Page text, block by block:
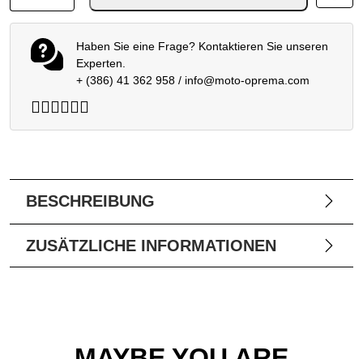
Haben Sie eine Frage? Kontaktieren Sie unseren
Experten.
+ (386) 41 362 958/ info@moto-oprema.com
BESCHREIBUNG
ZUSÄTZLICHE INFORMATIONEN